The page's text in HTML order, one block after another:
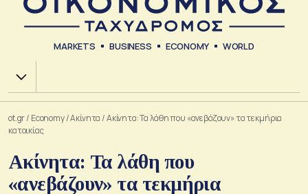
MARKETS BUSINESS ECONOMY WORLD
Χ.Α.
ot.gr/ Economy/Ακίνητα /Ακίνητα: Τα λάθη που «ανεβάζουν» τα τεκμήρια
κατοικίας
Ακίνητα: Τα λάθη που
«ανεβάζουν» τα τεκμήρια